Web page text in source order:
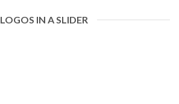
LOGOS IN A SLIDER